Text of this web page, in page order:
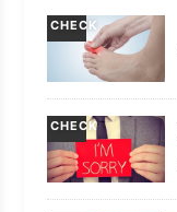
CHECK
CHECK